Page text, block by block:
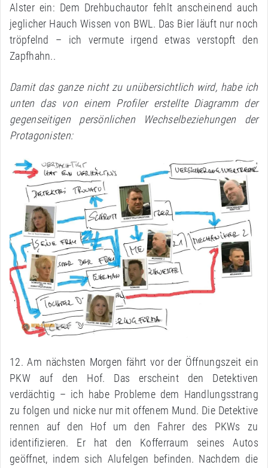
Alster ein: Dem Drehbuchautor fehlt anscheinend auch
jeglicher Hauch Wissen von BWL. Das Bier läuft nur noch
tröpfelnd – ich vermute irgend etwas verstopft den
Zapfhahn..
Damit das ganze nicht zu unübersichtlich wird, habe ich
unten das von einem Profiler erstellte Diagramm der
gegenseitigen persönlichen Wechselbeziehungen der
Protagonisten:
12. Am nächsten Morgen fährt vor der Öffnungszeit ein
PKW auf den Hof. Das erscheint den Detektiven
verdächtig – ich habe Probleme dem Handlungsstrang
zu folgen und nicke nur mit offenem Mund. Die Detektive
rennen auf den Hof um den Fahrer des PKWs zu
identifizieren. Er hat den Kofferraum seines Autos
geöffnet, indem sich Alufelgen befinden. Nachdem die